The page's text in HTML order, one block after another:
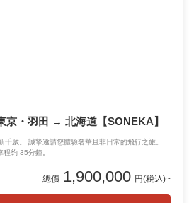
京・羽田 → 北海道【SONEKA】
歲。 誠摯邀請您體驗奢華且非日常的飛行之旅。
約 35分鐘。
總價 1,900,000 円(税込)~